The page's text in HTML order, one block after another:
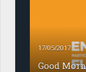
17/05/2017
Good